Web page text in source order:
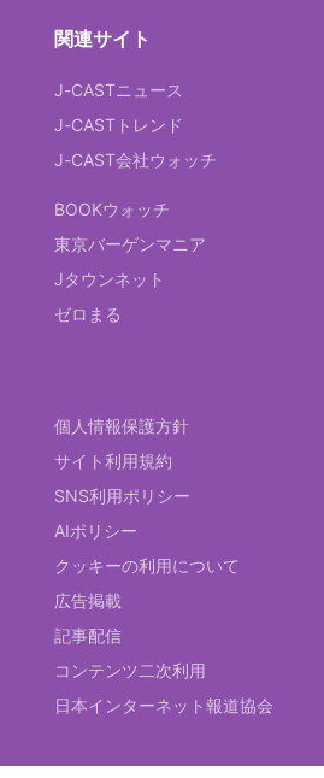
関連サイト
J-CASTニュース
J-CASTトレンド
J-CAST会社ウォッチ
BOOKウォッチ
東京バーゲンマニア
Jタウンネット
ゼロまる
個人情報保護方針
サイト利用規約
SNS利用ポリシー
AIポリシー
クッキーの利用について
広告掲載
記事配信
コンテンツ二次利用
日本インターネット報道協会